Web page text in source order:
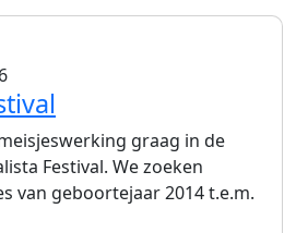
graag in de
Festival. We zoeken
van geboortejaar 2014 t.e.m.